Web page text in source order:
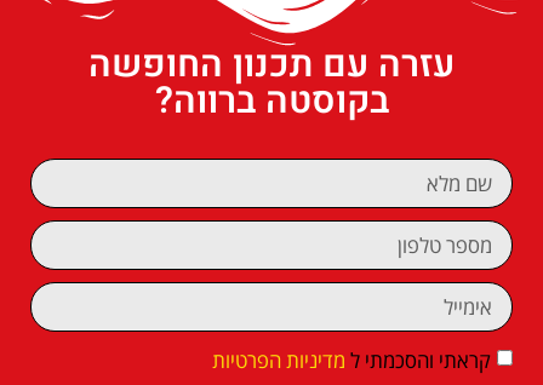
עזרה עם תכנון החופשה
בקוסטה ברווה?
קראתי והסכמתי ל מדיניות הפרטיות